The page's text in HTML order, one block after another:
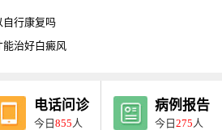
自行康复吗
能治好白癜风
电话问诊
今日855 人
病例报告
今日275 人